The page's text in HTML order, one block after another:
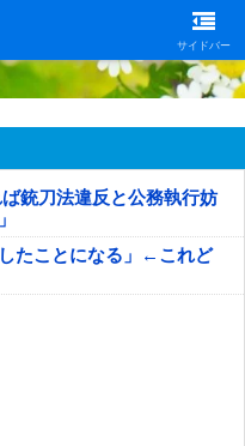
サイドバー
銃刀法違反と公務執行妨
たことになる」←これど